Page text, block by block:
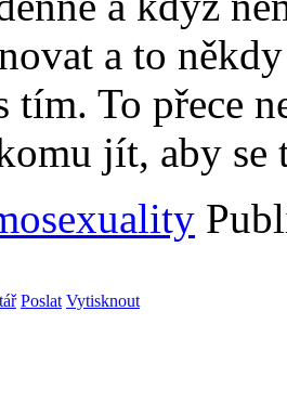
a to
tím. To přece
jít, aby
Poslat Vytisknout